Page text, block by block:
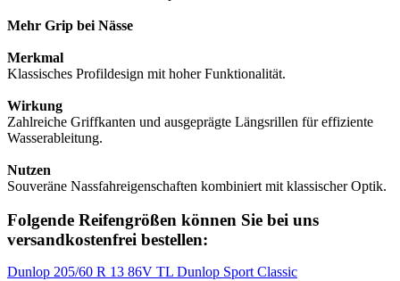
Mehr Grip bei Nässe
Merkmal
Klassisches Profildesign mit hoher Funktionalität.
Wirkung
Zahlreiche Griffkanten und ausgeprägte Längsrillen für effiziente
Wasserableitung.
Nutzen
Souveräne Nassfahreigenschaften kombiniert mit klassischer Optik.
Folgende Reifengrößen können Sie bei uns
versandkostenfrei bestellen:
Dunlop 205/60 R 13 86V TL Dunlop Sport Classic